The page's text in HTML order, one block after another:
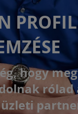
hogy
rólad